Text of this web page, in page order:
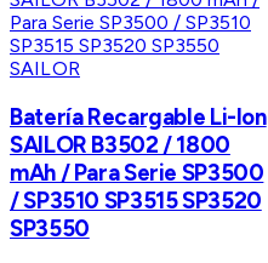
SAILOR
Batería Recargable Li-Ion
SAILOR B3502 / 1800
mAh / Para Serie SP3500
/ SP3510 SP3515 SP3520
SP3550